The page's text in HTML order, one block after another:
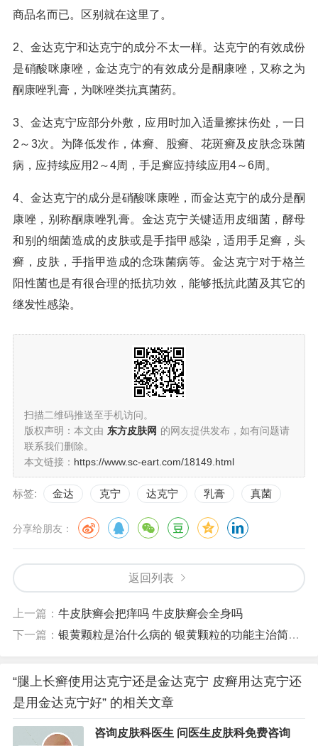
商品名而已。区别就在这里了。
2、金达克宁和达克宁的成分不太一样。达克宁的有效成份
是硝酸咪康唑，金达克宁的有效成分是酮康唑，又称之为
酮康唑乳膏，为咪唑类抗真菌药。
3、金达克宁应部分外敷，应用时加入适量擦抹伤处，一日
2～3次。为降低发作，体癣、股癣、花斑癣及皮肤念珠菌
病，应持续应用2～4周，手足癣应持续应用4～6周。
4、金达克宁的成分是硝酸咪康唑，而金达克宁的成分是酮
康唑，别称酮康唑乳膏。金达克宁关键适用皮细菌，酵母
和别的细菌造成的皮肤或是手指甲感染，适用手足癣，头
癣，皮肤，手指甲造成的念珠菌病等。金达克宁对于格兰
阳性菌也是有很合理的抵抗功效，能够抵抗此菌及其它的
继发性感染。
扫描二维码推送至手机访问。
版权声明：本文由 东方皮肤网 的网友提供发布，如有问题请
联系我们删除。
本文链接： https://www.sc-eart.com/18149.html
标签: 金达 克宁 达克宁 乳膏 真菌
分享给朋友：
返回列表
上一篇： 牛皮肤癣会把痒吗 牛皮肤癣会全身吗
下一篇： 银黄颗粒是治什么病的 银黄颗粒的功能主治简单说明
“腿上长癣使用达克宁还是金达克宁 皮癣用达克宁还
是用金达克宁好” 的相关文章
咨询皮肤科医生 问医生皮肤科免费咨询